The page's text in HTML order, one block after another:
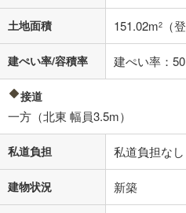
閉じ
土地面積 151.02m2 （
建ぺい率/容積率 建ぺい率：
接道
一方（北東 幅員3.5m）
私道負担 私道負担なし
建物状況 新築